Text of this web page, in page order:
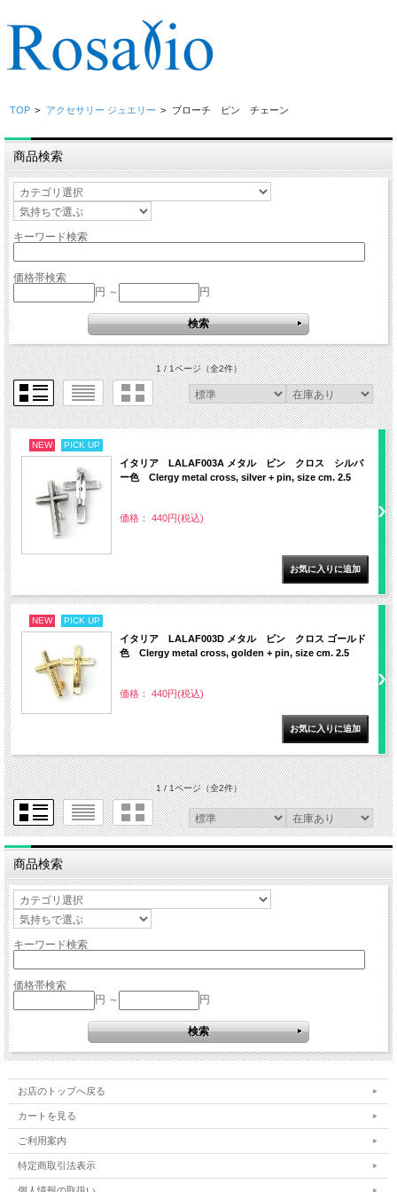
TOP > アクセサリー ジュエリー > ブローチ ピン チェーン
商品検索
キーワード検索
価格帯検索
円 ～
円
1 / 1ページ（全2件）
NEW PICK UP
イタリア LALAF003A メタル ピン クロス シルバ
ー色 Clergy metal cross, silver + pin, size cm. 2.5
価格： 440円(税込)
NEW PICK UP
イタリア LALAF003D メタル ピン クロス ゴールド
色 Clergy metal cross, golden + pin, size cm. 2.5
価格： 440円(税込)
1 / 1ページ（全2件）
商品検索
キーワード検索
価格帯検索
円 ～
円
お店のトップへ戻る
カートを見る
ご利用案内
特定商取引法表示